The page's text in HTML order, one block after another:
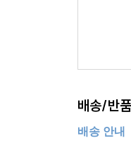
배송/반
배송 안내